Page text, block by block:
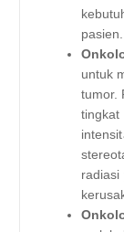
pasien.
untuk
tumor.
tingkat
radiasi